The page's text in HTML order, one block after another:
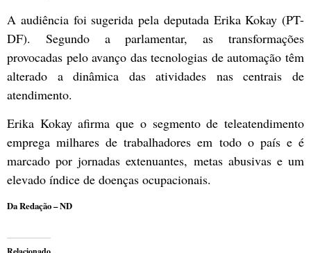
A audiência foi sugerida pela deputada Erika Kokay (PT-
DF). Segundo a parlamentar, as transformações
provocadas pelo avanço das tecnologias de automação têm
alterado a dinâmica das atividades nas centrais de
atendimento.
Erika Kokay afirma que o segmento de teleatendimento
emprega milhares de trabalhadores em todo o país e é
marcado por jornadas extenuantes, metas abusivas e um
elevado índice de doenças ocupacionais.
Da Redação – ND